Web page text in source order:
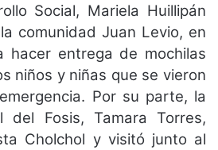
Social, Mariela Huillipán
comunidad Juan Levio, en
hacer entrega de mochilas
niños y niñas que se vieron
Por su parte, la
del Fosis, Tamara Torres,
Cholchol y visitó junto al